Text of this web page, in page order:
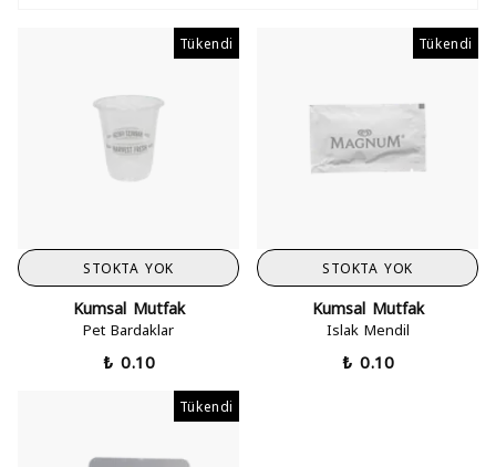
Tükendi
STOKTA YOK
Kumsal Mutfak
Pet Bardaklar
₺ 0.10
Tükendi
STOKTA YOK
Kumsal Mutfak
Islak Mendil
₺ 0.10
Tükendi